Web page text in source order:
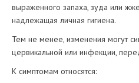
выраженного запаха, зуда или
надлежащая личная гигиена.
Тем не менее, изменения могут
цервикальной или инфекции,
К симптомам относятся: